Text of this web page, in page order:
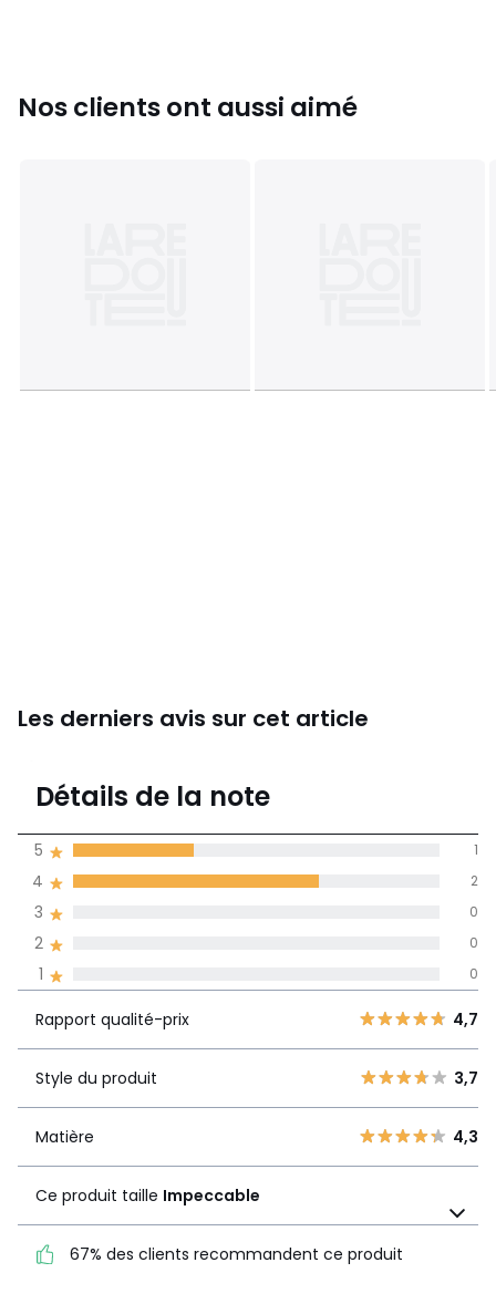
Nos clients ont aussi aimé
Les derniers avis sur cet article
4,3
de moyenne
l'ensemble des
1
3
4,7
produit
3,7
Matière
4,3
Ce produit taille
Impeccable
Détails de la note
1 0
2 0
3 0
4 2
5 1
Rapport qualité-prix 4,7
Style du produit 3,7
Matière 4,3
Ce produit taille Impeccable
67% des clients recommandent ce produit